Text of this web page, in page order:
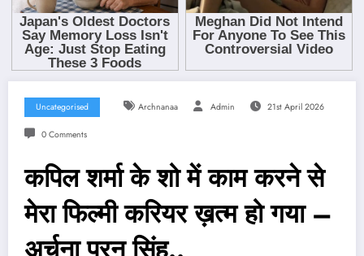
Uncategorised Archnanaa Admin 21st April 2026
0 Comments
कपिल शर्मा के शो में काम करने से
मेरा फिल्मी करियर ख़त्म हो गया –